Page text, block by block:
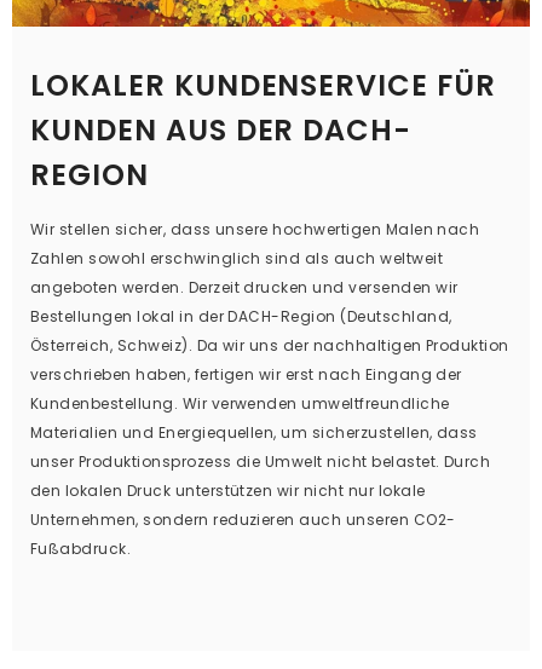
LOKALER KUNDENSERVICE FÜR
KUNDEN AUS DER DACH-
REGION
Wir stellen sicher, dass unsere hochwertigen Malen nach
Zahlen sowohl erschwinglich sind als auch weltweit
angeboten werden. Derzeit drucken und versenden wir
Bestellungen lokal in der DACH-Region (Deutschland,
Österreich, Schweiz). Da wir uns der nachhaltigen Produktion
verschrieben haben, fertigen wir erst nach Eingang der
Kundenbestellung. Wir verwenden umweltfreundliche
Materialien und Energiequellen, um sicherzustellen, dass
unser Produktionsprozess die Umwelt nicht belastet. Durch
den lokalen Druck unterstützen wir nicht nur lokale
Unternehmen, sondern reduzieren auch unseren CO2-
Fußabdruck.